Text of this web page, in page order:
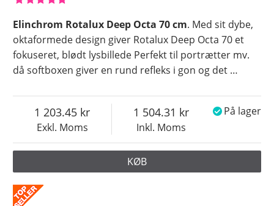
Elinchrom Rotalux Deep Octa 70 cm. Med sit dybe,
oktaformede design giver Rotalux Deep Octa 70 et
fokuseret, blødt lysbillede Perfekt til portrætter mv.
då softboxen giver en rund refleks i gon og det …
Exkl. Moms
1 203.45
Inkl. Moms
1 504.31 På lager
KØB